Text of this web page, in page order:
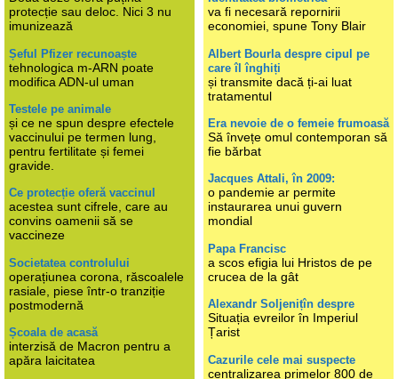
protecție sau deloc. Nici 3 nu
imunizează
Șeful Pfizer recunoaște
tehnologica m-ARN poate
modifica ADN-ul uman
Testele pe animale
și ce ne spun despre efectele
vaccinului pe termen lung,
pentru fertilitate și femei
gravide.
Ce protecție oferă vaccinul
acestea sunt cifrele, care au
convins oamenii să se
vaccineze
Societatea controlului
operațiunea corona, răscoalele
rasiale, piese într-o tranziție
postmodernă
Școala de acasă
interzisă de Macron pentru a
apăra laicitatea
va fi necesară repornirii
economiei, spune Tony Blair
Albert Bourla despre cipul pe
care îl înghiți
și transmite dacă ți-ai luat
tratamentul
Era nevoie de o femeie frumoasă
Să învețe omul contemporan să
fie bărbat
Jacques Attali, în 2009:
o pandemie ar permite
instaurarea unui guvern
mondial
Papa Francisc
a scos efigia lui Hristos de pe
crucea de la gât
Alexandr Soljenițîn despre
Situația evreilor în Imperiul
Țarist
Cazurile cele mai suspecte
centralizarea primelor 800 de